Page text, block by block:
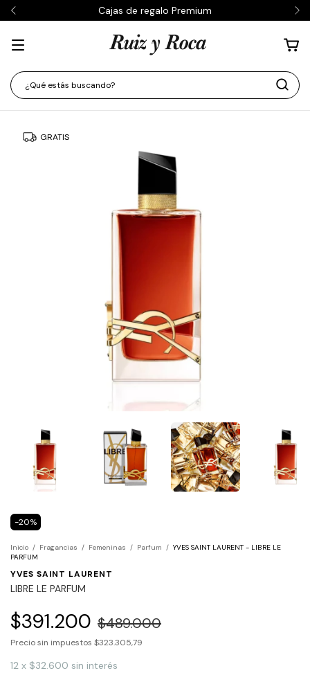
Cajas de regalo Premium
GRATIS
-20%
Inicio / Fragancias / Femeninas / Parfum / YVES SAINT LAURENT - LIBRE LE
PARFUM
YVES SAINT LAURENT
LIBRE LE PARFUM
$391.200 $489.000
Precio sin impuestos $323.305,79
12 x $32.600 sin interés